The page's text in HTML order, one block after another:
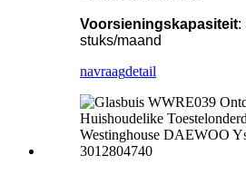
Voorsieningskapasiteit:
stuks/maand
navraagdetail